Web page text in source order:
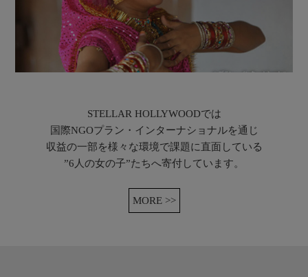
STELLAR HOLLYWOODでは
国際NGOプラン・インターナショナルを通じ
収益の一部を様々な環境で課題に直面している
”6人の女の子”たちへ寄付しています。
MORE >>